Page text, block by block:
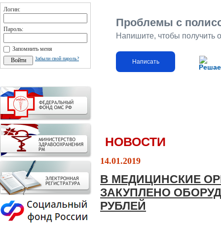
Логин:
Пароль:
Запомнить меня
Забыли свой пароль?
Проблемы с
Напишите, чтобы получить
Написать
НОВОСТИ
14.01.2019
В МЕДИЦИНСКИЕ
ЗАКУПЛЕНО
РУБЛЕЙ